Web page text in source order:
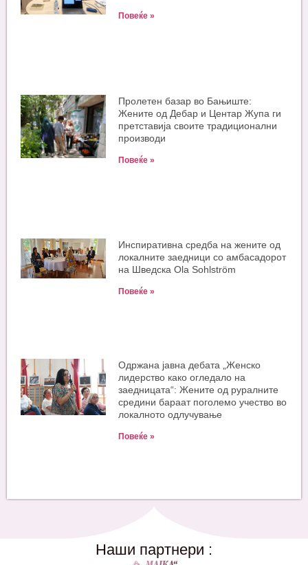
Повеќе »
Пролетен базар во Бањиште:
Жените од Дебар и Центар Жупа ги
претставија своите традиционални
производи
Повеќе »
Инспиративна средба на жените од
локалните заедници со амбасадорот
на Шведска Ola Sohlström
Повеќе »
Одржана јавна дебата „Женско
лидерство како огледало на
заедницата“: Жените од руралните
средини бараат поголемо учество во
локалното одлучување
Повеќе »
Наши партнери :